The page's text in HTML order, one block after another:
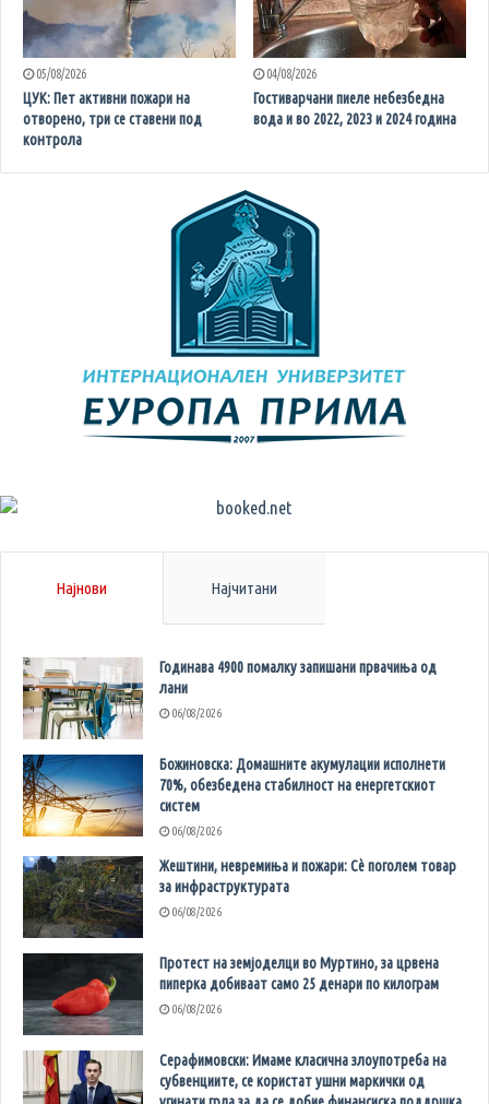
05/08/2026
ЦУК: Пет активни пожари на
отворено, три се ставени под
контрола
04/08/2026
Гостиварчани пиеле небезбедна
вода и во 2022, 2023 и 2024 година
Најнови Најчитани
Годинава 4900 помалку запишани првачиња од
лани
06/08/2026
Божиновска: Домашните акумулации исполнети
70%, обезбедена стабилност на енергетскиот
систем
06/08/2026
Жештини, невремиња и пожари: Сè поголем товар
за инфраструктурата
06/08/2026
Протест на земјоделци во Муртино, за црвена
пиперка добиваат само 25 денари по килограм
06/08/2026
Серафимовски: Имаме класична злоупотреба на
субвенциите, се користат ушни маркички од